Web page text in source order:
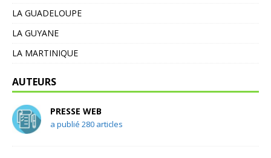
LA GUADELOUPE
LA GUYANE
LA MARTINIQUE
AUTEURS
PRESSE WEB
a publié 280 articles